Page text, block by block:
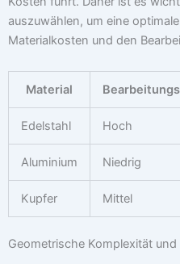
auszuwählen, um eine
Materialkosten und den
Material
Edelstahl Hoch
Aluminium Niedrig
Kupfer Mittel
Geometrische Komplexität und